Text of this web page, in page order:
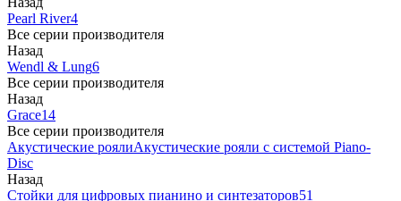
Pearl River4
Все серии производителя
Назад
Wendl & Lung6
Все серии производителя
Назад
Grace14
Все серии производителя
Акустические роялиАкустические рояли с системой Piano-
Disc
Назад
Стойки для цифровых пианино и синтезаторов51